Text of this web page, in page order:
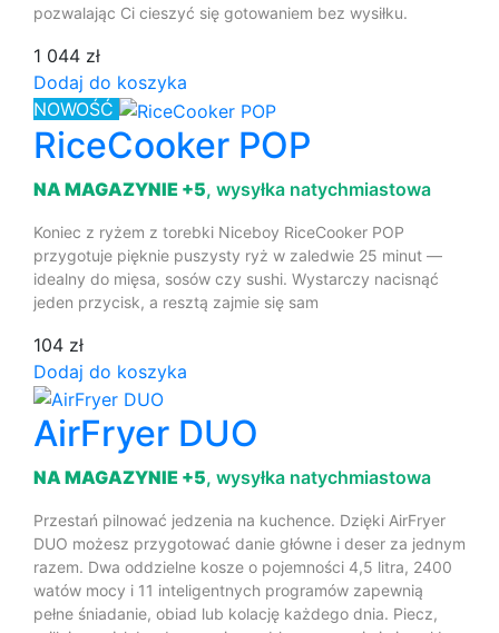
pozwalając Ci cieszyć się gotowaniem bez wysiłku.
1 044 zł
Dodaj do koszyka
NOWOŚĆ
RiceCooker POP
NA MAGAZYNIE +5, wysyłka natychmiastowa
Koniec z ryżem z torebki Niceboy RiceCooker POP
przygotuje pięknie puszysty ryż w zaledwie 25 minut —
idealny do mięsa, sosów czy sushi. Wystarczy nacisnąć
jeden przycisk, a resztą zajmie się sam
104 zł
Dodaj do koszyka
AirFryer DUO
NA MAGAZYNIE +5, wysyłka natychmiastowa
Przestań pilnować jedzenia na kuchence. Dzięki AirFryer
DUO możesz przygotować danie główne i deser za jednym
razem. Dwa oddzielne kosze o pojemności 4,5 litra, 2400
watów mocy i 11 inteligentnych programów zapewnią
pełne śniadanie, obiad lub kolację każdego dnia. Piecz,